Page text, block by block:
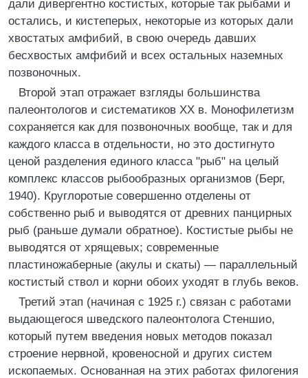
дали дивергентно костистых, которые так рыбами и
остались, и кистеперых, некоторые из которых дали
хвостатых амфибий, в свою очередь давших
бесхвостых амфибий и всех остальных наземных
позвоночных.
Второй этап отражает взгляды большинства
палеонтологов и систематиков XX в. Монофилетизм
сохраняется как для позвоночных вообще, так и для
каждого класса в отдельности, но это достигнуто
ценой разделения единого класса "рыб" на целый
комплекс классов рыбообразных организмов (Берг,
1940). Круглоротые совершенно отделены от
собственно рыб и выводятся от древних панцирных
рыб (раньше думали обратное). Костистые рыбы не
выводятся от хрящевых; современные
пластиножаберные (акулы и скаты) — параллельный
костистый ствол и корни обоих уходят в глубь веков.
Третий этап (начиная с 1925 г.) связан с работами
выдающегося шведского палеонтолога Стеншио,
который путем введения новых методов показал
строение нервной, кровеносной и других систем
ископаемых. Основанная на этих работах филогения